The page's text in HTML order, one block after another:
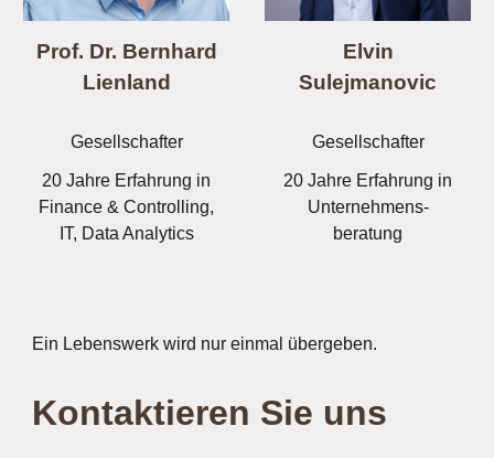
Prof. Dr. Bernhard
Lienland
Gesellschafter
20 Jahre Erfahrung in
Finance & Controlling,
IT, Data Analytics
Elvin
Sulejmanovic
Gesellschafter
20 Jahre Erfahrung in
Unternehmens-
beratung
Ein Lebenswerk wird nur einmal übergeben.
Kontaktieren Sie uns